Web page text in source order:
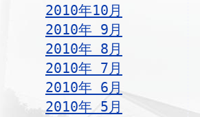
2010年10月
2010年 9月
2010年 8月
2010年 7月
2010年 6月
2010年 5月